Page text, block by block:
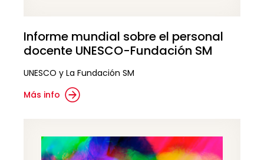
Informe mundial sobre el personal
docente UNESCO-Fundación SM
UNESCO y La Fundación SM
Más info